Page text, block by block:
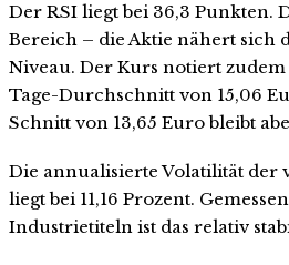
Der RSI liegt bei 36,3 Punkten.
Bereich – die Aktie nähert sich
Niveau. Der Kurs notiert
Tage-Durchschnitt von 15,06
Schnitt von 13,65 Euro bleibt
Die annualisierte Volatilität der
liegt bei 11,16 Prozent.
Industrietiteln ist das relativ